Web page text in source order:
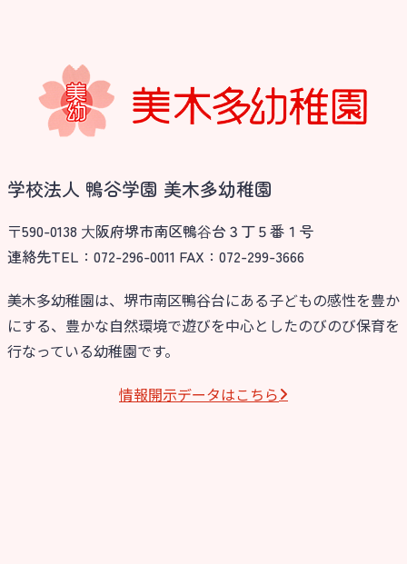
学校法人 鴨谷学園 美木多幼稚園
〒590-0138 ⼤阪府堺市南区鴨⾕台３丁５番１号
連絡先TEL：072-296-0011 FAX：072-299-3666
美木多幼稚園は、堺市南区鴨谷台にある子どもの感性を豊か
にする、豊かな自然環境で遊びを中心としたのびのび保育を
行なっている幼稚園です。
情報開⽰データはこちら